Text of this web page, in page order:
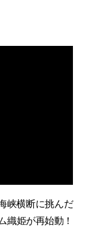
峡横断に挑んだ
織姫が再始動！